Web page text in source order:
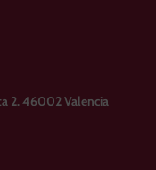
2. 46002 Valencia